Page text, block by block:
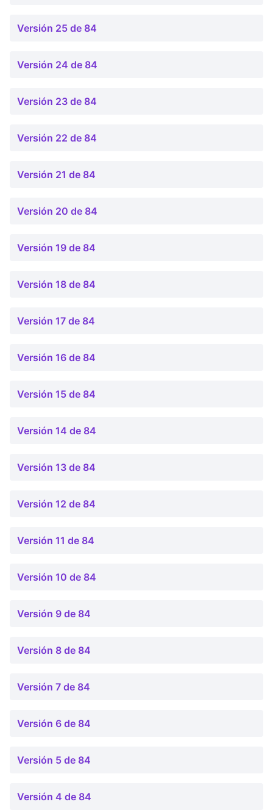
Versión 25 de 84
Versión 24 de 84
Versión 23 de 84
Versión 22 de 84
Versión 21 de 84
Versión 20 de 84
Versión 19 de 84
Versión 18 de 84
Versión 17 de 84
Versión 16 de 84
Versión 15 de 84
Versión 14 de 84
Versión 13 de 84
Versión 12 de 84
Versión 11 de 84
Versión 10 de 84
Versión 9 de 84
Versión 8 de 84
Versión 7 de 84
Versión 6 de 84
Versión 5 de 84
Versión 4 de 84